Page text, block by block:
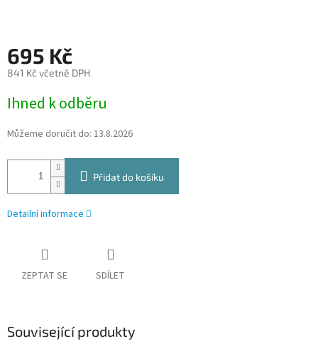
695 Kč
841 Kč včetně DPH
cena:
Ihned k odběru
Můžeme doručit do: 13.8.2026
Přidat do košíku
Detailní informace
ZEPTAT SE SDÍLET
Související produkty